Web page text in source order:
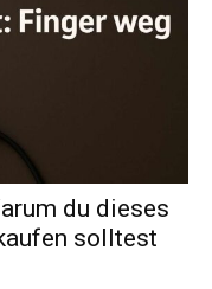
du dieses
solltest